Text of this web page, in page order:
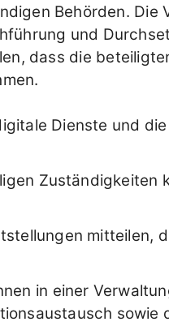
Behörden. Die
und
dass die
Dienste und
Zuständigkeiten
mitteilen,
in einer
sowie